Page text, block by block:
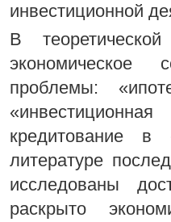
инвестиционной
В
экономическое
проблемы:
кредитование в
литературе
исследованы
раскрыто